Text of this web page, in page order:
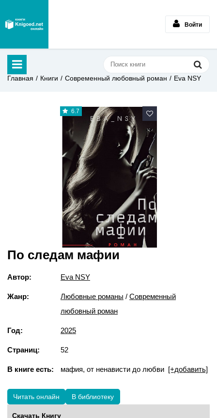
Войти
Главная Книги Современный любовный роман Eva NSY
6.7
По следам мафии
Автор: Eva NSY
Жанр: Любовные романы / Современный
любовный роман
Год: 2025
Страниц: 52
В книге есть: мафия, от ненависти до любви [+добавить]
Читать онлайн В библиотеку
Скачать Книгу